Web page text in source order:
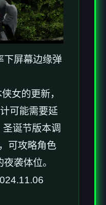
下屏幕边缘弹
女的更新，
可能需要延
诞节版本调
可攻略角色
袭体位。